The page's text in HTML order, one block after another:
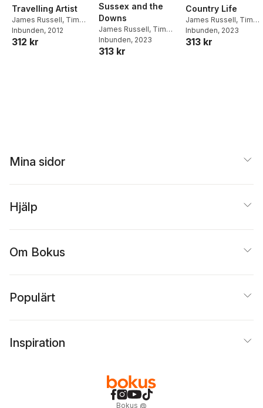
Travelling Artist
James Russell, Tim
Mainstone ,Tim
Mainstone
Inbunden, 2012
312 kr
Sussex and the
Downs
James Russell, Tim
Mainstone
Inbunden, 2023
313 kr
Country Life
James Russell, Tim
Mainstone
Inbunden, 2023
313 kr
Mina sidor
Hjälp
Om Bokus
Populärt
Inspiration
Bokus @